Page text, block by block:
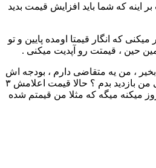
اینه که شما باید افزایش قیمت بدید
که انگار قیمتا اومده پایین و تو
حین ، قیمتت رو آپدیت میکنی .
، من یه متقاضی دارم ، بودجه اش
۷۰۰ / ۲ هست . صلاح میدونی من بازدید بدم ؟ حالا قیمت اعلامش ۳
میکنه میگه که مثلا من قیمتم شده